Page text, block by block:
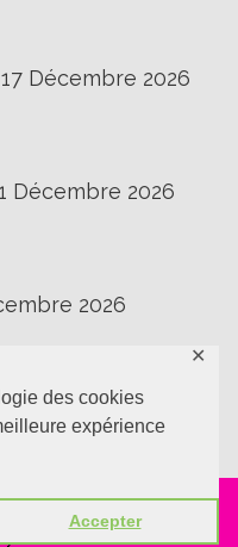
des cookies
expérience
Accepter
✕
Décembre 2026
Décembre 2026
2026
|Vie privée|